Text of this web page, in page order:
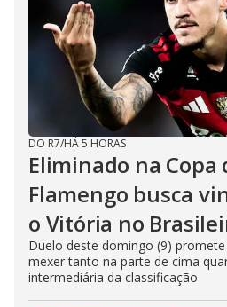
DO R7/HÁ 5 HORAS
Eliminado na Copa
Flamengo busca
o Vitória no
Duelo deste domingo (9)
mexer tanto na parte de cima
intermediária da classificação